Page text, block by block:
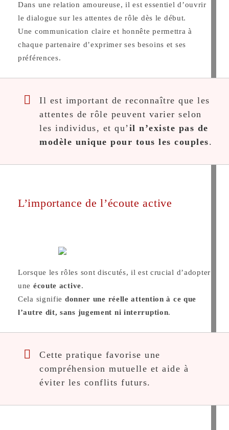
Dans une relation amoureuse, il est essentiel d’ouvrir
le dialogue sur les attentes de rôle dès le début.
Une communication claire et honnête permettra à
chaque partenaire d’exprimer ses besoins et ses
préférences.
Il est important de reconnaître que les
attentes de rôle peuvent varier selon
les individus, et qu’il n’existe pas de
modèle unique pour tous les couples.
L’importance de l’écoute active
Lorsque les rôles sont discutés, il est crucial d’adopter
une écoute active.
Cela signifie donner une réelle attention à ce que
l’autre dit, sans jugement ni interruption.
Cette pratique favorise une
compréhension mutuelle et aide à
éviter les conflits futurs.